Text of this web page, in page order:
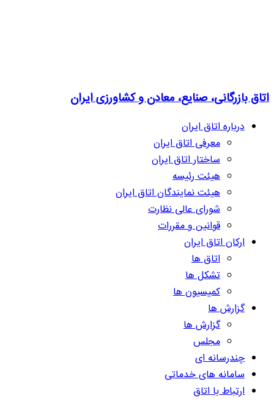
اتاق بازرگانی، صنایع، معادن و کشاورزی ایران
درباره اتاق ایران
معرفی اتاق ایران
ساختار اتاق ایران
هیئت رئیسه
هیئت نمایندگان اتاق ایران
شورای عالی نظارت
قوانین و مقررات
ارکان اتاق ایران
اتاق ها
تشکل ها
کمیسیون ها
گزارش ها
گزارش ها
مجلس
چندرسانه ای
سامانه های خدماتی
ارتباط با اتاق